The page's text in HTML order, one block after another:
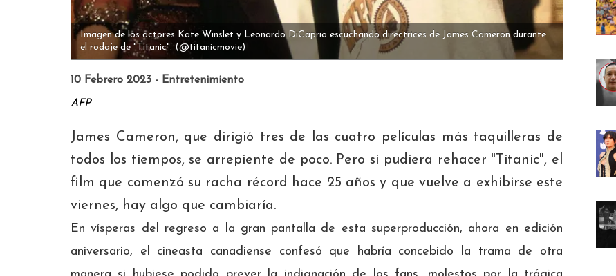
Imagen de los actores Kate Winslet y Leonardo DiCaprio escuchando directrices de James Cameron durante
el rodaje de "Titanic". (@titanicmovie)
10 Febrero 2023 - Entretenimiento
AFP
James Cameron, que dirigió tres de las cuatro películas más taquilleras de
todos los tiempos, se arrepiente de poco. Pero si pudiera rehacer "Titanic", el
film que comenzó su racha récord hace 25 años y que vuelve a exhibirse este
viernes, hay algo que cambiaría.
En vísperas del regreso a la gran pantalla de esta superproducción, ahora en edición
aniversario, el cineasta canadiense confesó que habría concebido la trama de otra